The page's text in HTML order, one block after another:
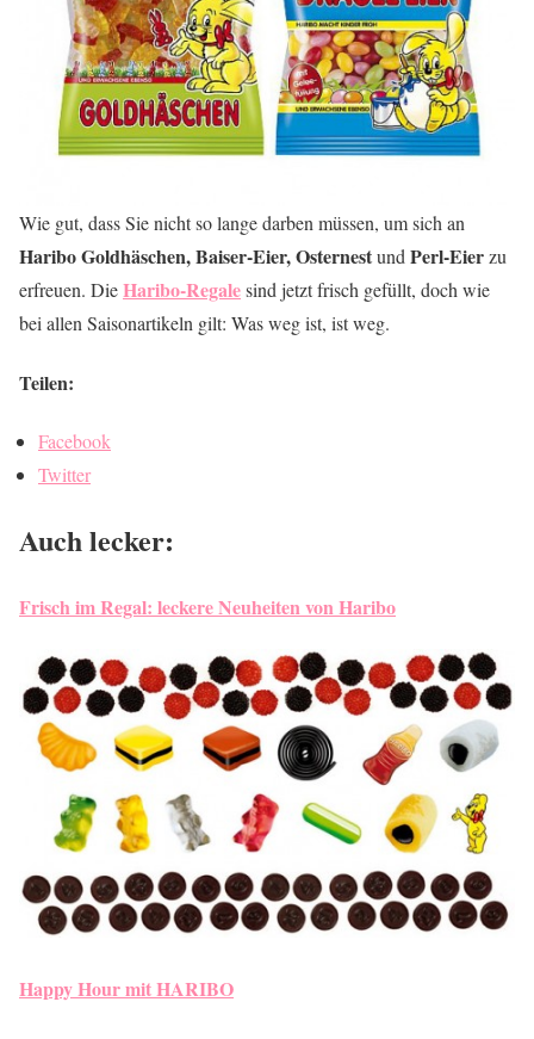
Wie gut, dass Sie nicht so lange darben müssen, um sich an
Haribo Goldhäschen, Baiser-Eier, OsternestundPerl-Eierzu
erfreuen. DieHaribo-Regalesind jetzt frisch gefüllt, doch wie
bei allen Saisonartikeln gilt: Was weg ist, ist weg.
Teilen:
Facebook
Twitter
Auch lecker:
Frisch im Regal: leckere Neuheiten von Haribo
Happy Hour mit HARIBO